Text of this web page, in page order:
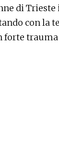
di Trieste
con la
forte